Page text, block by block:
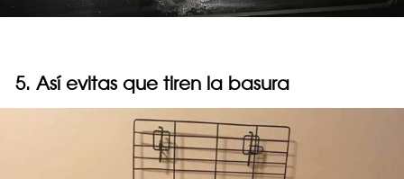
5. Así evitas que tiren la basura